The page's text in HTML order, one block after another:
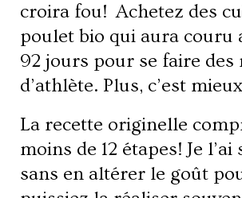
croira fou! Achetez des
poulet bio qui aura couru
92 jours pour se faire des
d’athlète. Plus, c’est
La recette originelle
moins de 12 étapes! Je
sans en altérer le goût